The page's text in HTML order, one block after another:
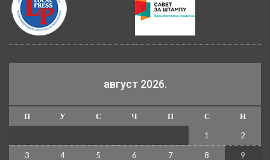
август 2026.
П У С Ч П С
Н
1
2
3 4 5 6 7 8 9